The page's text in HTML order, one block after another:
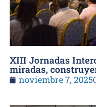
XIII Jornadas
miradas,
noviembre 7, 2025